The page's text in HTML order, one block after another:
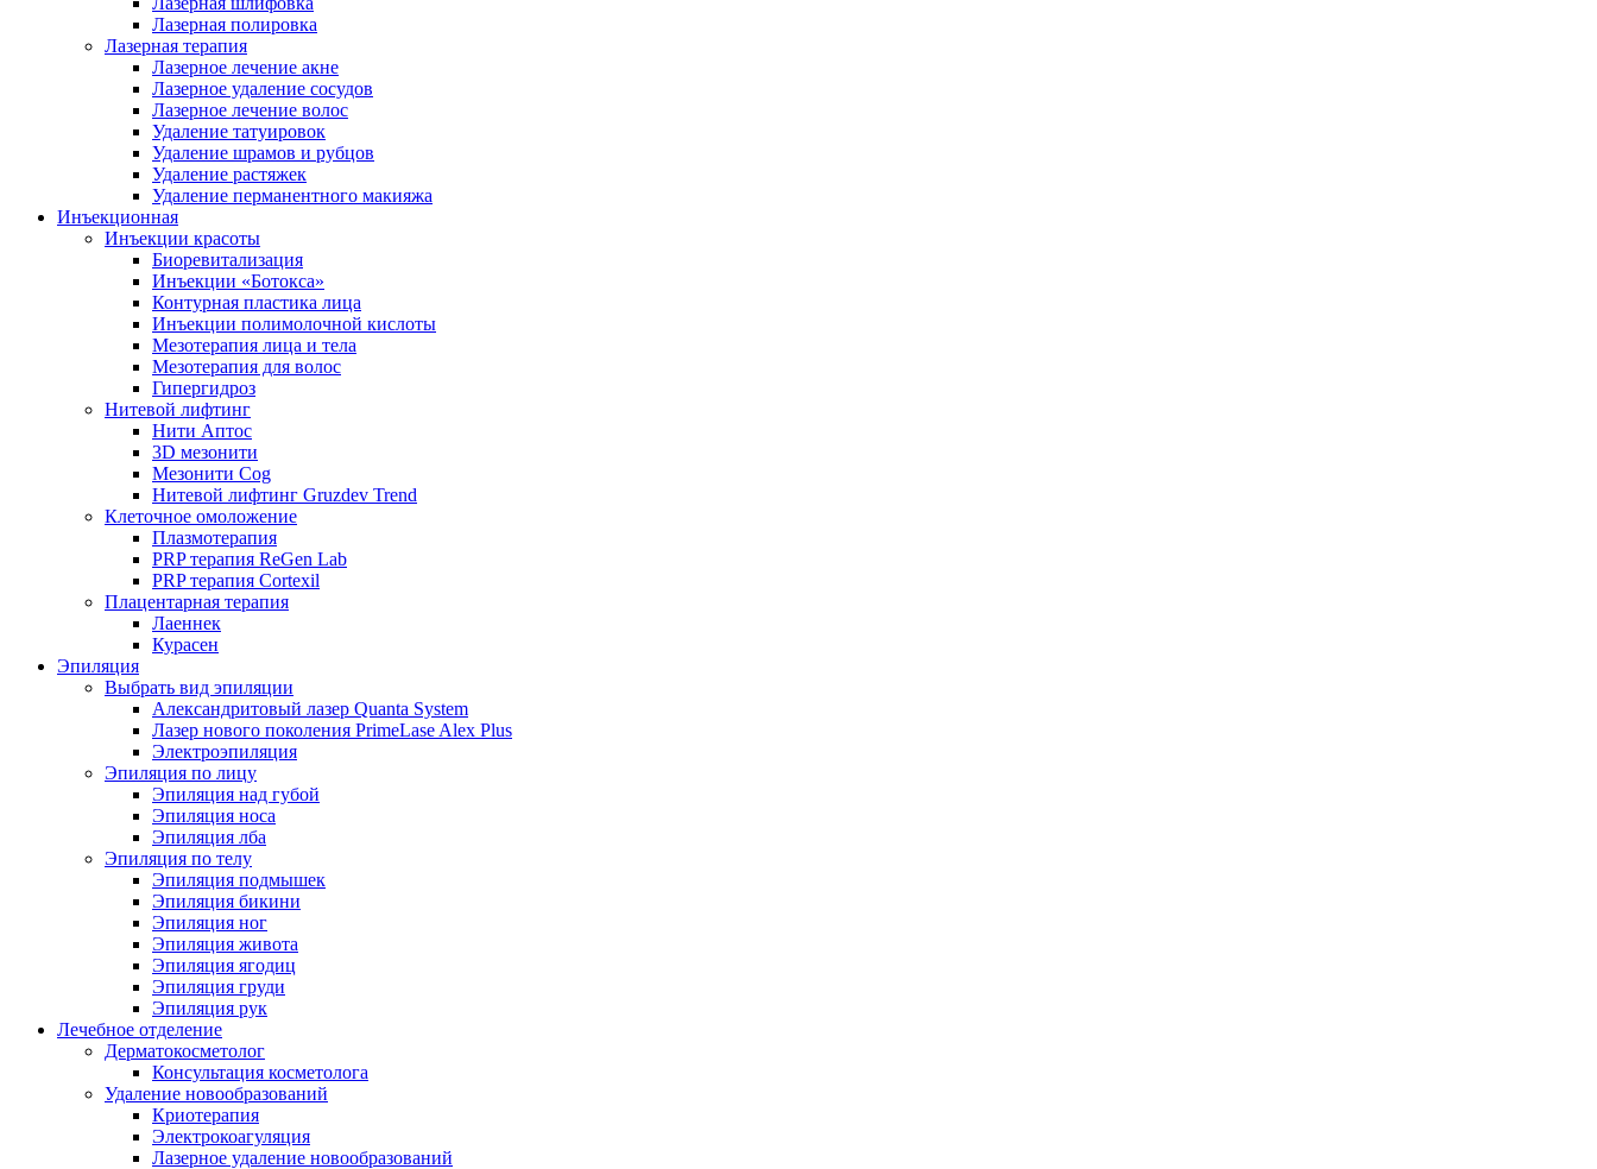
Лазерная полировка
Лазерная терапия
Лазерное лечение акне
Лазерное удаление сосудов
Лазерное лечение волос
Удаление татуировок
Удаление шрамов и рубцов
Удаление растяжек
Удаление перманентного макияжа
Инъекционная
Инъекции красоты
Биоревитализация
Инъекции «Ботокса»
Контурная пластика лица
Инъекции полимолочной кислоты
Мезотерапия лица и тела
Мезотерапия для волос
Гипергидроз
Нитевой лифтинг
Нити Аптос
3D мезонити
Мезонити Cog
Нитевой лифтинг Gruzdev Trend
Клеточное омоложение
Плазмотерапия
PRP терапия ReGen Lab
PRP терапия Cortexil
Плацентарная терапия
Лаеннек
Курасен
Эпиляция
Выбрать вид эпиляции
Александритовый лазер Quanta System
Лазер нового поколения PrimeLase Alex Plus
Электроэпиляция
Эпиляция по лицу
Эпиляция над губой
Эпиляция носа
Эпиляция лба
Эпиляция по телу
Эпиляция подмышек
Эпиляция бикини
Эпиляция ног
Эпиляция живота
Эпиляция ягодиц
Эпиляция груди
Эпиляция рук
Лечебное отделение
Дерматокосметолог
Консультация косметолога
Удаление новообразований
Криотерапия
Электрокоагуляция
Лазерное удаление новообразований